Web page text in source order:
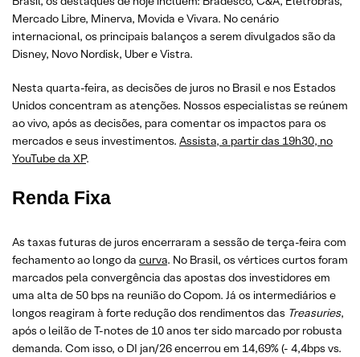
Mercado Libre, Minerva, Movida e Vivara. No cenário
internacional, os principais balanços a serem divulgados são da
Disney, Novo Nordisk, Uber e Vistra.
Nesta quarta-feira, as decisões de juros no Brasil e nos Estados
Unidos concentram as atenções. Nossos especialistas se reúnem
ao vivo, após as decisões, para comentar os impactos para os
mercados e seus investimentos. Assista, a partir das 19h30, no
YouTube da XP.
Renda Fixa
As taxas futuras de juros encerraram a sessão de terça-feira com
fechamento ao longo da curva. No Brasil, os vértices curtos foram
marcados pela convergência das apostas dos investidores em
uma alta de 50 bps na reunião do Copom. Já os intermediários e
longos reagiram à forte redução dos rendimentos das Treasuries,
após o leilão de T-notes de 10 anos ter sido marcado por robusta
demanda. Com isso, o DI jan/26 encerrou em 14,69% (- 4,4bps vs.